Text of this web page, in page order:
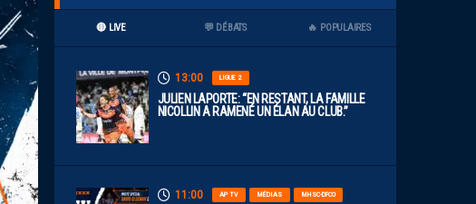
🔴 LIVE 💬 DÉBATS 🔥 POPULAIRES
13:00 LIGUE 2
JULIEN LAPORTE: “EN RESTANT, LA FAMILLE
NICOLLIN A RAMENÉ UN ÉLAN AU CLUB.”
11:00 AP TV MÉDIAS MHSC-DFCO